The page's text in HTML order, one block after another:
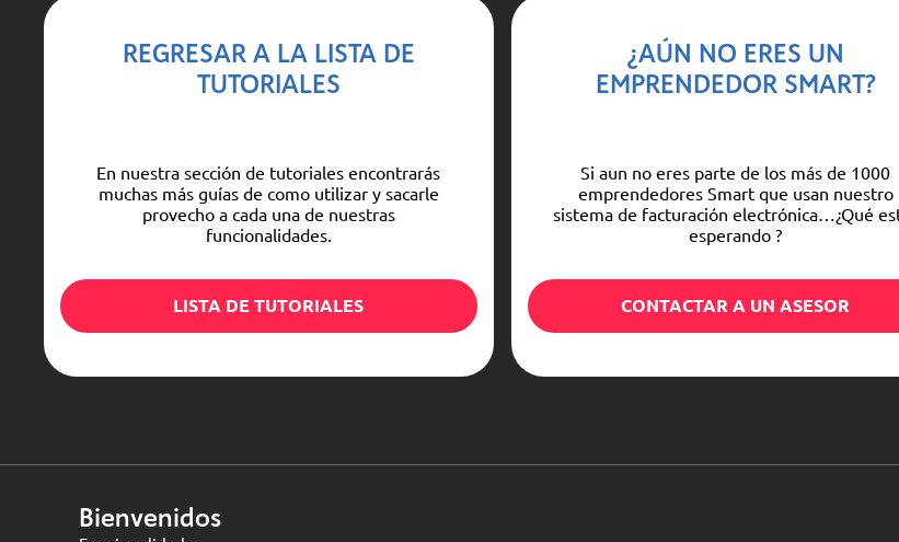
REGRESAR A LA LISTA DE
TUTORIALES
En nuestra sección de tutoriales encontrarás
muchas más guías de como utilizar y sacarle
provecho a cada una de nuestras
funcionalidades.
LISTA DE TUTORIALES
¿AÚN NO ERES UN
EMPRENDEDOR SMART?
Si aun no eres parte de los más de 1000
emprendedores Smart que usan nuestro
sistema de facturación electrónica…¿Qué
esperando ?
CONTACTAR A UN ASESOR
Bienvenidos